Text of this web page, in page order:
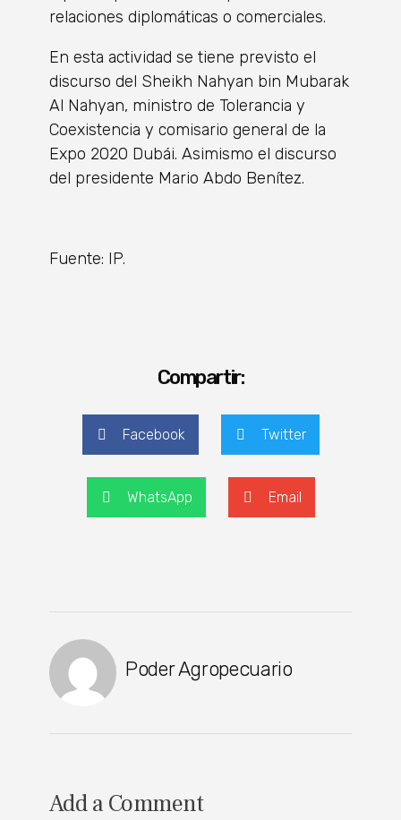
relaciones diplomáticas o comerciales.
En esta actividad se tiene previsto el
discurso del Sheikh Nahyan bin Mubarak
Al Nahyan, ministro de Tolerancia y
Coexistencia y comisario general de la
Expo 2020 Dubái. Asimismo el discurso
del presidente Mario Abdo Benítez.
Fuente: IP.
Compartir:
Facebook Twitter
WhatsApp Email
Poder Agropecuario
Add a Comment